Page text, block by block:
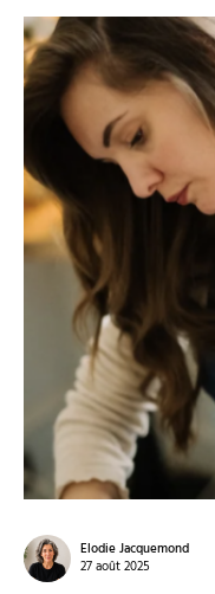
Elodie Jacquemond
27 août 2025